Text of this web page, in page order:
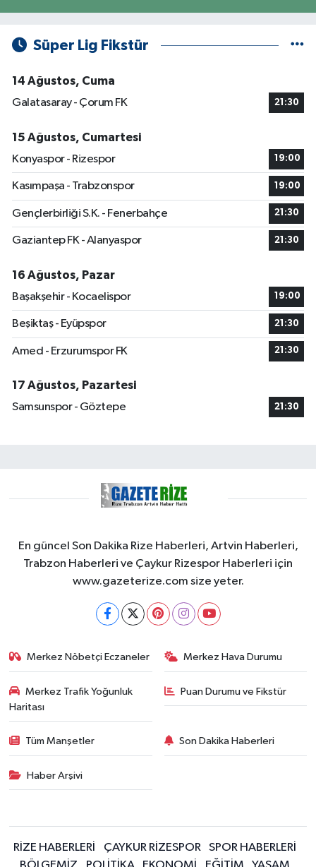
Süper Lig Fikstür
14 Ağustos, Cuma
Galatasaray - Çorum FK
21:30
15 Ağustos, Cumartesi
Konyaspor - Rizespor
19:00
Kasımpaşa - Trabzonspor 19:00
Gençlerbirliği S.K. - Fenerbahçe 21:30
Gaziantep FK - Alanyaspor 21:30
16 Ağustos, Pazar
Başakşehir - Kocaelispor
19:00
Beşiktaş - Eyüpspor 21:30
Amed - Erzurumspor FK 21:30
17 Ağustos, Pazartesi
Samsunspor - Göztepe
21:30
En güncel Son Dakika Rize Haberleri, Artvin Haberleri,
Trabzon Haberleri ve Çaykur Rizespor Haberleri için
www.gazeterize.com size yeter.
Merkez Nöbetçi Eczaneler Merkez Hava Durumu
Merkez Trafik Yoğunluk
Haritası
Puan Durumu ve Fikstür
Tüm Manşetler Son Dakika Haberleri
Haber Arşivi
RİZE HABERLERİ ÇAYKUR RİZESPOR
SPOR HABERLERİ